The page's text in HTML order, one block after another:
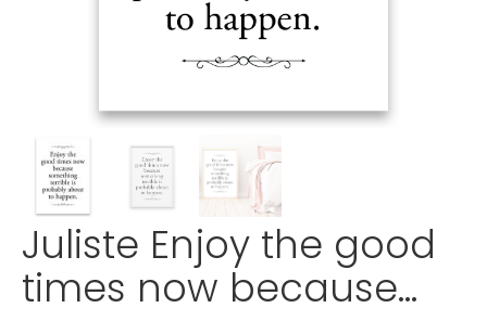
Juliste Enjoy the good
times now because…